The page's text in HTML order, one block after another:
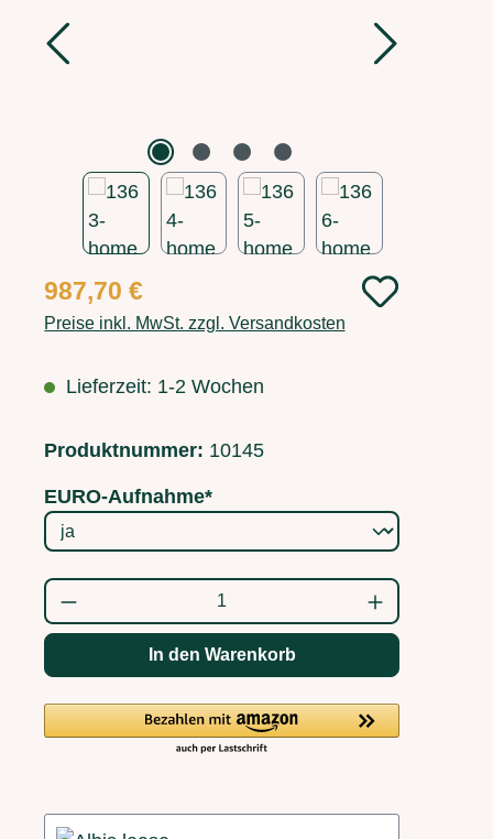
Regulärer Preis:
987,70 €
Preise inkl. MwSt. zzgl. Versandkosten
Lieferzeit: 1-2 Wochen
Produktnummer: 10145
EURO-Aufnahme*
Produkt Anzahl: Gib den gewünschten
In den Warenkorb